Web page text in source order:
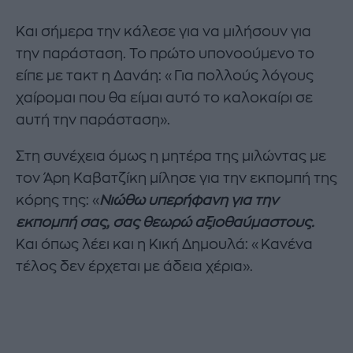
Και σήμερα την κάλεσε για να μιλήσουν για
την παράσταση. Το πρώτο υπονοούμενο το
είπε με τακτ η Δανάη: «Για πολλούς λόγους
χαίρομαι που θα είμαι αυτό το καλοκαίρι σε
αυτή την παράσταση».
Στη συνέχεια όμως η μητέρα της μιλώντας με
τον Άρη Καβατζίκη μίλησε για την εκπομπή της
κόρης της: «Νιώθω υπερήφανη για την
εκπομπή σας, σας θεωρώ αξιοθαύμαστους.
Και όπως λέει και η Κική Δημουλά: «Κανένα
τέλος δεν έρχεται με άδεια χέρια».